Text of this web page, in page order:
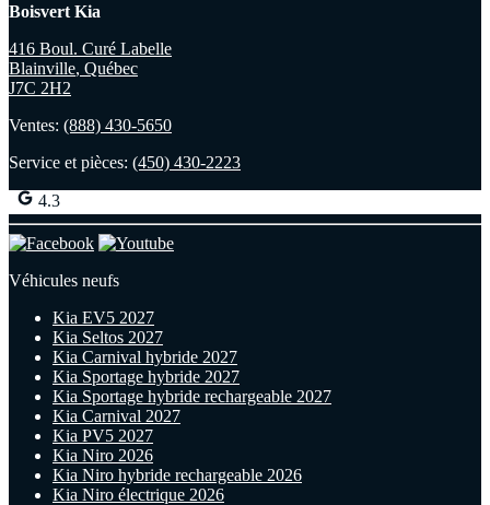
Boisvert Kia
416 Boul. Curé Labelle
Blainville, Québec
J7C 2H2
Ventes: (888) 430-5650
Service et pièces: (450) 430-2223
4.3
Véhicules neufs
Kia EV5 2027
Kia Seltos 2027
Kia Carnival hybride 2027
Kia Sportage hybride 2027
Kia Sportage hybride rechargeable 2027
Kia Carnival 2027
Kia PV5 2027
Kia Niro 2026
Kia Niro hybride rechargeable 2026
Kia Niro électrique 2026